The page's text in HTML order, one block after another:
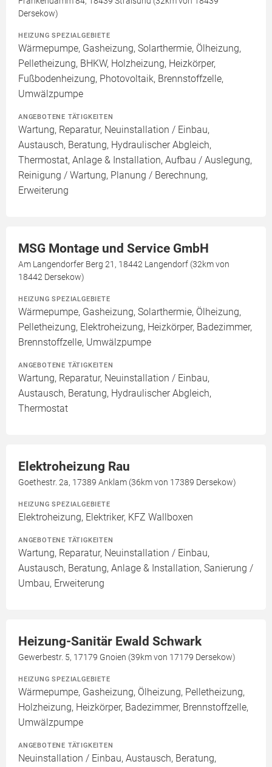
Dersekow)
HEIZUNG SPEZIALGEBIETE
Wärmepumpe, Gasheizung, Solarthermie, Ölheizung,
Pelletheizung, BHKW, Holzheizung, Heizkörper,
Fußbodenheizung, Photovoltaik, Brennstoffzelle,
Umwälzpumpe
ANGEBOTENE TÄTIGKEITEN
Wartung, Reparatur, Neuinstallation / Einbau,
Austausch, Beratung, Hydraulischer Abgleich,
Thermostat, Anlage & Installation, Aufbau / Auslegung,
Reinigung / Wartung, Planung / Berechnung,
Erweiterung
MSG Montage und Service GmbH
Am Langendorfer Berg 21, 18442 Langendorf (32km von
18442 Dersekow)
HEIZUNG SPEZIALGEBIETE
Wärmepumpe, Gasheizung, Solarthermie, Ölheizung,
Pelletheizung, Elektroheizung, Heizkörper, Badezimmer,
Brennstoffzelle, Umwälzpumpe
ANGEBOTENE TÄTIGKEITEN
Wartung, Reparatur, Neuinstallation / Einbau,
Austausch, Beratung, Hydraulischer Abgleich,
Thermostat
Elektroheizung Rau
Goethestr. 2a, 17389 Anklam (36km von 17389 Dersekow)
HEIZUNG SPEZIALGEBIETE
Elektroheizung, Elektriker, KFZ Wallboxen
ANGEBOTENE TÄTIGKEITEN
Wartung, Reparatur, Neuinstallation / Einbau,
Austausch, Beratung, Anlage & Installation, Sanierung /
Umbau, Erweiterung
Heizung-Sanitär Ewald Schwark
Gewerbestr. 5, 17179 Gnoien (39km von 17179 Dersekow)
HEIZUNG SPEZIALGEBIETE
Wärmepumpe, Gasheizung, Ölheizung, Pelletheizung,
Holzheizung, Heizkörper, Badezimmer, Brennstoffzelle,
Umwälzpumpe
ANGEBOTENE TÄTIGKEITEN
Neuinstallation / Einbau, Austausch, Beratung,